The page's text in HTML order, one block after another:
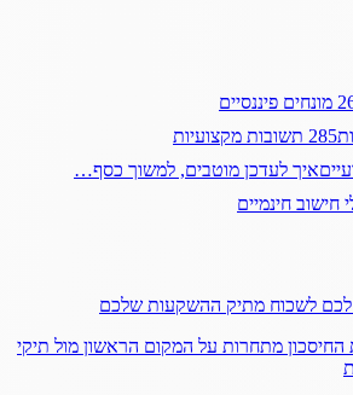
פיננסיים
285 תשובות מקצועיות
איך לעדכן מוטבים, למשוך כסף…
לכם לשכוח מתיק ההשקעות שלכם
החיסכון מתחרות על המקום הראשון מול תיקי